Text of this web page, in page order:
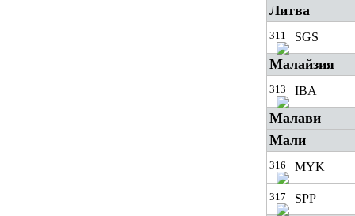
Литва
311 SGS
Малайзия
313 IBA
Малави
Мали
316 MYK
317 SPP